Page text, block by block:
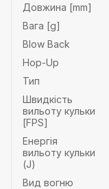
Довжина [mm]
Вага [g]
Blow Back
Hop-Up
Тип
Швидкість
вильоту кульки
[FPS]
Енергія
вильоту кульки
(J)
Вид вогню